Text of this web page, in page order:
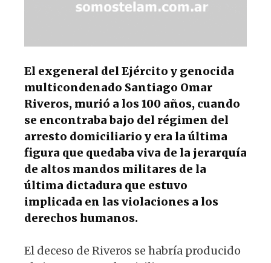
El exgeneral del Ejército y genocida
multicondenado Santiago Omar
Riveros, murió a los 100 años, cuando
se encontraba bajo del régimen del
arresto domiciliario y era la última
figura que quedaba viva de la jerarquía
de altos mandos militares de la
última dictadura que estuvo
implicada en las violaciones a los
derechos humanos.
El deceso de Riveros se habría producido